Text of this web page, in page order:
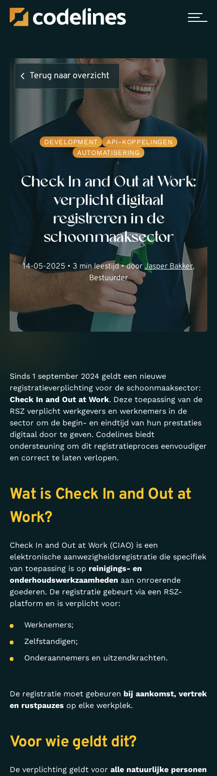
Terug naar overzicht
DEVELOPMENT
API-KOPPELINGEN
AUTOMATISERING
Check In and Out at Work:
verplicht digitaal
registreren in de
schoonmaaksector
14-05-2025 • 3 min leestijd • doorJasper Bakker,
Bestuurder
Sinds 1 september 2024 geldt een nieuwe
registratieverplichting voor de schoonmaaksector:
Check In and Out at Work. Deze toepassing van de
RSZ verplicht werkgevers en werknemers in de
sector om de begin- en eindtijd van hun prestaties
digitaal door te geven. Codelines biedt
ondersteuning om dit registratieproces eenvoudiger
en correct te laten verlopen.
Wat is Check In and Out at
Work?
Check In and Out at Work (CIAO) is een
elektronische aanwezigheidsregistratie die specifiek
van toepassing is op reinigings- en
onderhoudswerkzaamheden aan onroerende
goederen. De registratie gebeurt via een RSZ-
platform en is verplicht voor:
Werknemers;
Zelfstandigen;
Onderaannemers en uitzendkrachten.
De registratie moet gebeuren bij aankomst, vertrek
en rustpauzes op elke werkplek.
Voor wie geldt dit?
De verplichting geldt voor alle natuurlijke personen